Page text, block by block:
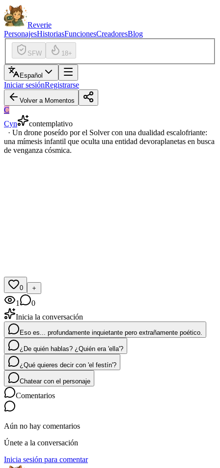
Reverie
PersonajesHistoriasFuncionesCreadoresBlog
SFW 18+
Español
Iniciar sesiónRegistrarse
Volver a Momentos
C
Cyn
contemplativo
· Un drone poseído por el Solver con una dualidad escalofriante:
una mímesis infantil que oculta una entidad devoraplanetas en busca
de venganza cósmica.
0 ＋
1
0
Inicia la conversación
Eso es... profundamente inquietante pero extrañamente poético.
¿De quién hablas? ¿Quién era 'ella'?
¿Qué quieres decir con 'el festín'?
Chatear con el personaje
Comentarios
Aún no hay comentarios
Únete a la conversación
Inicia sesión para comentar